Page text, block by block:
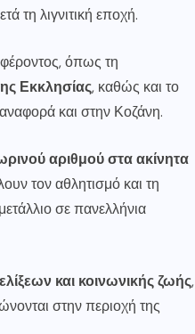
τη λιγνιτική εποχή.
όπως τη
Εκκλησίας, καθώς και το
και στην Κοζάνη.
αριθμού στα ακίνητα
τον αθλητισμό και τη
σε πανελλήνια
και κοινωνικής ζωής,
στην περιοχή της